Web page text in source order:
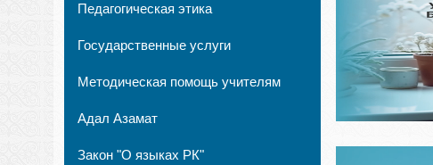
Педагогическая этика
Государственные услуги
Методическая помощь учителям
Адал Азамат
Закон "О языках РК"